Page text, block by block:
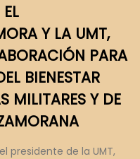
Y LA UMT,
PARA
BIENESTAR
MILITARES Y DE
presidente de la UMT,